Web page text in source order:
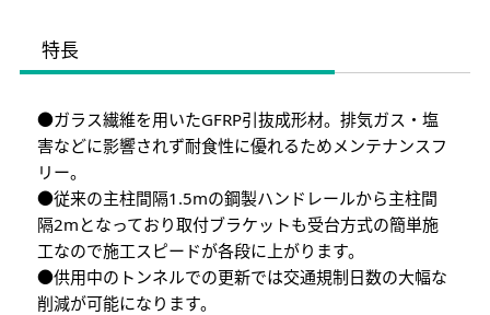
特長
●ガラス繊維を用いたGFRP引抜成形材。排気ガス・塩
害などに影響されず耐食性に優れるためメンテナンスフ
リー。
●従来の主柱間隔1.5mの鋼製ハンドレールから主柱間
隔2mとなっており取付ブラケットも受台方式の簡単施
工なので施工スピードが各段に上がります。
●供用中のトンネルでの更新では交通規制日数の大幅な
削減が可能になります。